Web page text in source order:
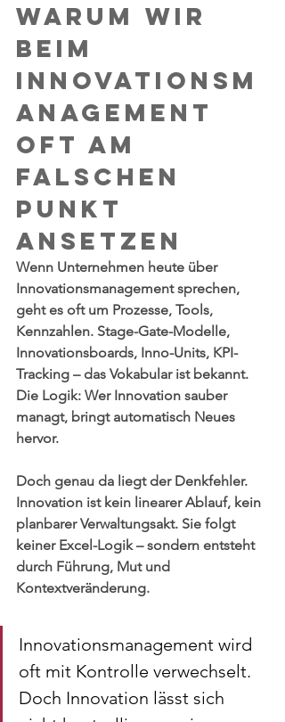
Warum wir
beim
Innovationsm
anagement
oft am
falschen
Punkt
ansetzen
Wenn Unternehmen heute über
Innovationsmanagement sprechen,
geht es oft um Prozesse, Tools,
Kennzahlen. Stage-Gate-Modelle,
Innovationsboards, Inno-Units, KPI-
Tracking – das Vokabular ist bekannt.
Die Logik: Wer Innovation sauber
managt, bringt automatisch Neues
hervor.
Doch genau da liegt der Denkfehler.
Innovation ist kein linearer Ablauf, kein
planbarer Verwaltungsakt. Sie folgt
keiner Excel-Logik – sondern entsteht
durch Führung, Mut und
Kontextveränderung.
Innovationsmanagement wird
oft mit Kontrolle verwechselt.
Doch Innovation lässt sich